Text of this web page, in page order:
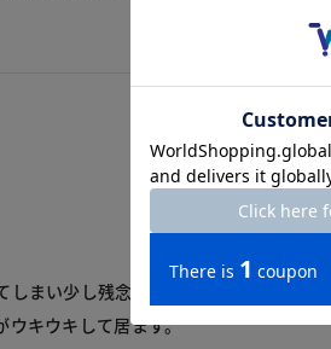
まい少し残念です。
ウキウキして居ます。